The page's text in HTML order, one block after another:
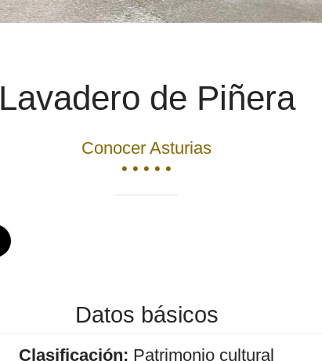
Lavadero de Piñera
Conocer Asturias
• • • • •
Datos básicos
Clasificación: Patrimonio cultural